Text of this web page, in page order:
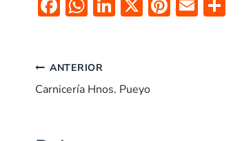
b
o
s
A dI
ANTERIOR
Carnicería Hnos. Pueyo